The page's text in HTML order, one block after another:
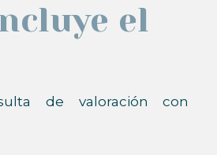
el
de valoración con